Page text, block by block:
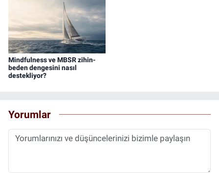
Mindfulness ve MBSR zihin-
beden dengesini nasıl
destekliyor?
Yorumlar